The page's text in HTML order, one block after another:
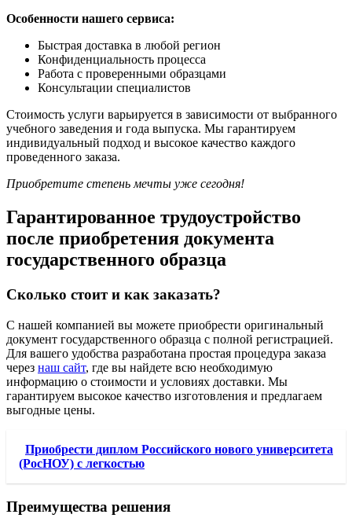
Особенности нашего сервиса:
Быстрая доставка в любой регион
Конфиденциальность процесса
Работа с проверенными образцами
Консультации специалистов
Стоимость услуги варьируется в зависимости от выбранного
учебного заведения и года выпуска. Мы гарантируем
индивидуальный подход и высокое качество каждого
проведенного заказа.
Приобретите степень мечты уже сегодня!
Гарантированное трудоустройство
после приобретения документа
государственного образца
Сколько стоит и как заказать?
С нашей компанией вы можете приобрести оригинальный
документ государственного образца с полной регистрацией.
Для вашего удобства разработана простая процедура заказа
через наш сайт, где вы найдете всю необходимую
информацию о стоимости и условиях доставки. Мы
гарантируем высокое качество изготовления и предлагаем
выгодные цены.
Приобрести диплом Российского нового университета
(РосНОУ) с легкостью
Преимущества решения